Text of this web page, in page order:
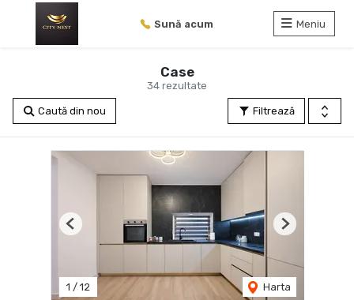
Sună acum Meniu
34 rezultate
Case
Filtrează
Caută din nou
1 / 12 Harta
Previous Next